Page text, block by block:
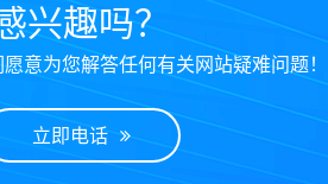
兴趣吗？
意为您解答任何有关网站疑难问题！
立即电话